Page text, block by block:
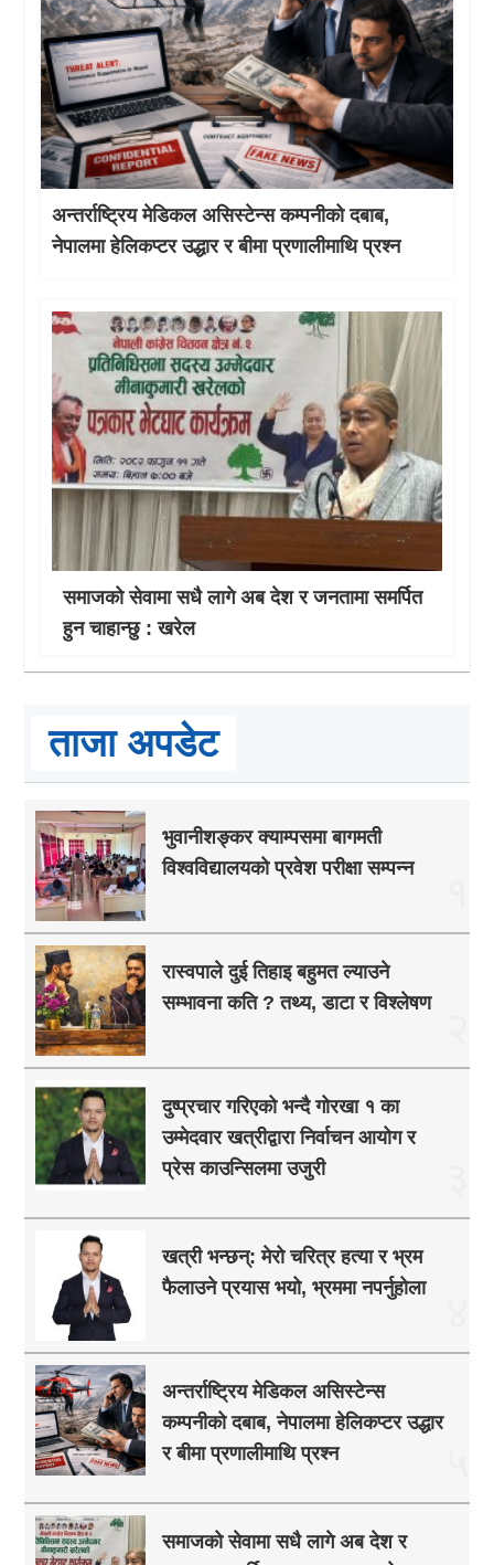
अन्तर्राष्ट्रिय मेडिकल असिस्टेन्स कम्पनीको दबाब,
नेपालमा हेलिकप्टर उद्धार र बीमा प्रणालीमाथि प्रश्न
समाजको सेवामा सधै लागे अब देश र जनतामा समर्पित
हुन चाहान्छु : खरेल
ताजा अपडेट
भुवानीशङ्कर क्याम्पसमा बागमती
विश्वविद्यालयको प्रवेश परीक्षा सम्पन्न
रास्वपाले दुई तिहाइ बहुमत ल्याउने
सम्भावना कति ? तथ्य, डाटा र विश्लेषण
दुष्प्रचार गरिएको भन्दै गोरखा १ का
उम्मेदवार खत्रीद्वारा निर्वाचन आयोग र
प्रेस काउन्सिलमा उजुरी
खत्री भन्छन्: मेरो चरित्र हत्या र भ्रम
फैलाउने प्रयास भयो, भ्रममा नपर्नुहोला
अन्तर्राष्ट्रिय मेडिकल असिस्टेन्स
कम्पनीको दबाब, नेपालमा हेलिकप्टर उद्धार
र बीमा प्रणालीमाथि प्रश्न
समाजको सेवामा सधै लागे अब देश र